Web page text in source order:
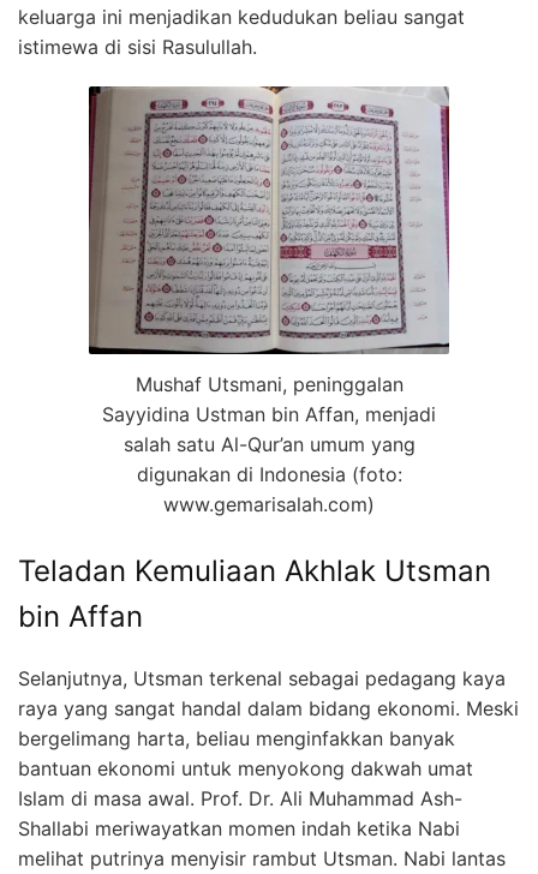
keluarga ini menjadikan kedudukan beliau sangat
istimewa di sisi Rasulullah.
Mushaf Utsmani, peninggalan
Sayyidina Ustman bin Affan, menjadi
salah satu Al-Qur’an umum yang
digunakan di Indonesia (foto:
www.gemarisalah.com)
Teladan Kemuliaan Akhlak Utsman
bin Affan
Selanjutnya, Utsman terkenal sebagai pedagang kaya
raya yang sangat handal dalam bidang ekonomi. Meski
bergelimang harta, beliau menginfakkan banyak
bantuan ekonomi untuk menyokong dakwah umat
Islam di masa awal. Prof. Dr. Ali Muhammad Ash-
Shallabi meriwayatkan momen indah ketika Nabi
melihat putrinya menyisir rambut Utsman. Nabi lantas